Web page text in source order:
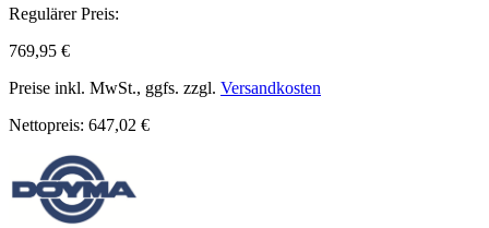
Regulärer Preis:
769,95 €
Preise inkl. MwSt., ggfs. zzgl. Versandkosten
Nettopreis: 647,02 €